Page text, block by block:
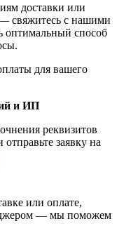
доставки или
свяжитесь с нашими
способ
для вашего
и ИП
реквизитов
заявку на
или оплате,
— мы поможем